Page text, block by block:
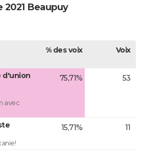
Beaupuy
% des voix Voix
d'union
avec
75,71% 53
15,71% 11